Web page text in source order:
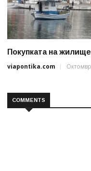
Покупката на
viapontika.com
COMMENTS